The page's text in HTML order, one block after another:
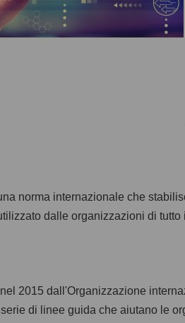
norma internazionale che
dalle organizzazioni di
2015 dall'Organizzazione
di linee guida che aiutano le